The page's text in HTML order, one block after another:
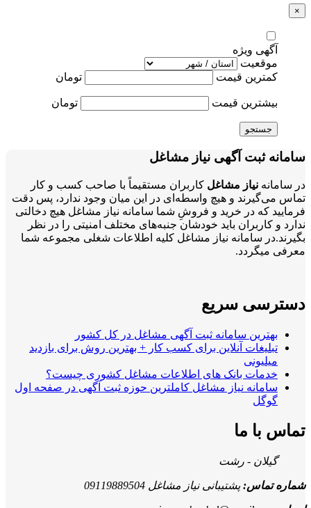
×
آگهی ویژه
موقعیت
کمترین قیمت
تومان
بیشترین قیمت تومان
جستجو
سامانه ثبت آگهی نیاز مشاغل
در سامانه نیاز مشاغل کاربران مستقیماً با صاحب کسب و کار
تماس می‌گیرند و هیچ واسطه‌ای در این میان وجود ندارد، پس دقت
فرمایید که در خرید و فروشِ شما سامانه نیاز مشاغل هیچ دخالتی
ندارد و کاربران باید خودشان جنبه‌های مختلف امنیتی را در نظر
بگیرند.در سامانه نیاز مشاغل کلیه اطلاعات شغلی مجموعه شما
معرفی میگردد.
دسترسی سریع
بهترین سامانه ثبت آگهی مشاغل در کل کشور
تبلیغات آنلاین برای کسب کار + بهترین روش برای بازدید
میلیونی
خدمات بانک های اطلاعات مشاغل کشوری چیست؟
سامانه نیاز مشاغل کاملترین حوزه ثبت آگهی در صفحه اول
گوگل
تماس با ما
گیلان - رشت
شماره تماس:پشتیبانی نیاز مشاغل 09119889504